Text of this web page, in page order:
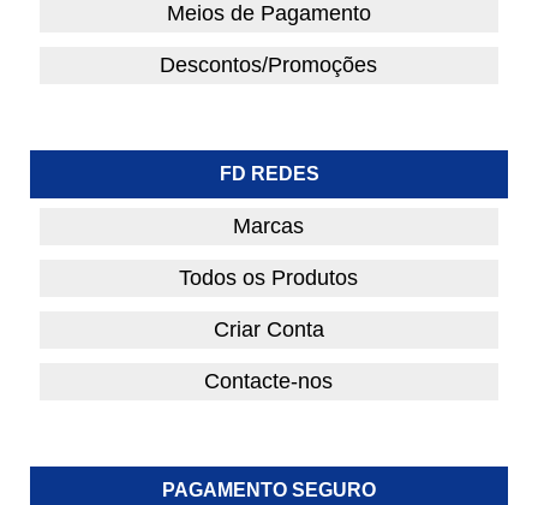
Meios de Pagamento
Descontos/Promoções
FD REDES
Marcas
Todos os Produtos
Criar Conta
Contacte-nos
PAGAMENTO SEGURO